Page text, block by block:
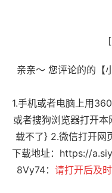
亲亲～ 您评论的的【
1.手机或者电脑上用
或者搜狗浏览器打开
载不了} 2.微信打开网
下载地址： https://
8Vy74： 请打开后及